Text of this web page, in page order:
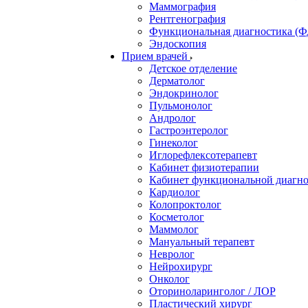
Маммография
Рентгенография
Функциональная диагностика
Эндоскопия
Прием врачей
Детское отделение
Дерматолог
Эндокринолог
Пульмонолог
Андролог
Гастроэнтеролог
Гинеколог
Иглорефлексотерапевт
Кабинет физиотерапии
Кабинет функциональной
Кардиолог
Колопроктолог
Косметолог
Маммолог
Мануальный терапевт
Невролог
Нейрохирург
Онколог
Оториноларинголог / ЛОР
Пластический хирург